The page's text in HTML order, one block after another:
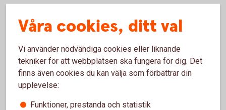
Bankomat
Cirka 1 500 automater i Sverige för dig som är
privatkund hos oss
Bankomats uttagsautomater
Våra cookies, ditt val
Vi använder nödvändiga cookies eller liknande
tekniker för att webbplatsen ska fungera för dig. Det
finns även cookies du kan välja som förbättrar din
upplevelse:
Funktioner, prestanda och statistik